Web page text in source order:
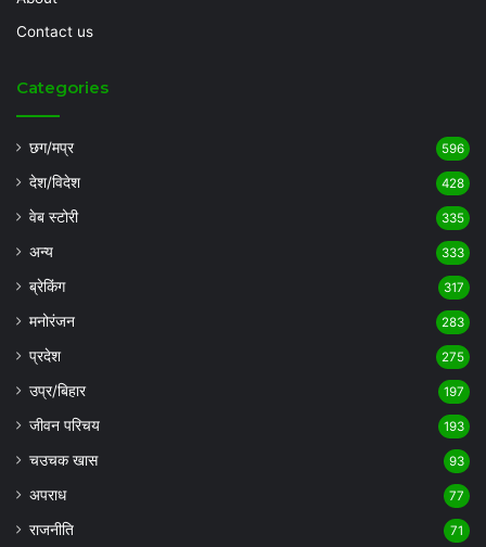
Contact us
Categories
छग/मप्र 596
देश/विदेश 428
वेब स्टोरी 335
अन्य 333
ब्रेकिंग 317
मनोरंजन 283
प्रदेश 275
उप्र/बिहार 197
जीवन परिचय 193
चउचक खास 93
अपराध 77
राजनीति 71